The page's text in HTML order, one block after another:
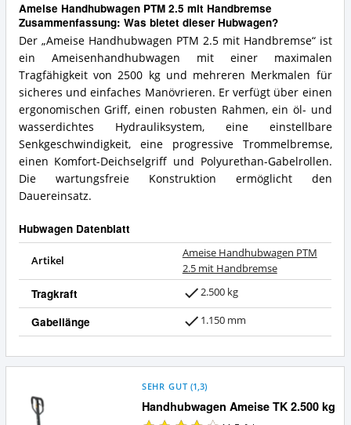
Ameise Handhubwagen PTM 2.5 mit Handbremse
Zusammenfassung: Was bietet dieser Hubwagen?
Der „Ameise Handhubwagen PTM 2.5 mit Handbremse“ ist
ein Ameisenhandhubwagen mit einer maximalen
Tragfähigkeit von 2500 kg und mehreren Merkmalen für
sicheres und einfaches Manövrieren. Er verfügt über einen
ergonomischen Griff, einen robusten Rahmen, ein öl- und
wasserdichtes Hydrauliksystem, eine einstellbare
Senkgeschwindigkeit, eine progressive Trommelbremse,
einen Komfort-Deichselgriff und Polyurethan-Gabelrollen.
Die wartungsfreie Konstruktion ermöglicht den
Dauereinsatz.
Hubwagen Datenblatt
Artikel
Ameise Handhubwagen PTM
2.5 mit Handbremse
Tragkraft 2.500 kg
Gabellänge 1.150 mm
Handhubwagen Ameise TK 2.500 kg
SEHR GUT (1,3)